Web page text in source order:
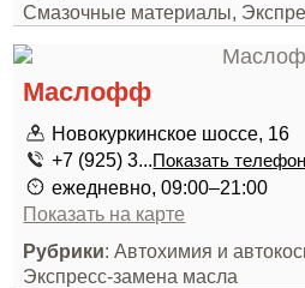
Смазочные материалы,
Маслофф
Новокуркинское шоссе, 16
+7 (925) 3...Показать телефон
ежедневно, 09:00–21:00
Показать на карте
Рубрики: Автохимия и
Экспресс-замена масла